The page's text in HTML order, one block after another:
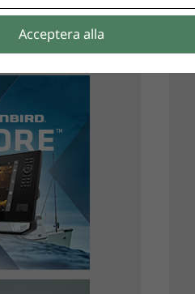
Acceptera alla